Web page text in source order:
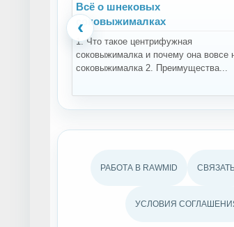
‹
Всё о шнековых
соковыжималках
1. Что такое центрифужная
соковыжималка и почему она вовсе
соковыжималка 2. Преимущества...
РАБОТА В RAWMID
УСЛОВИЯ